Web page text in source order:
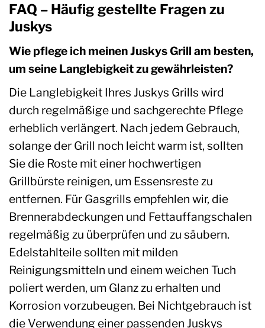
FAQ – Häufig gestellte Fragen zu
Juskys
Wie pflege ich meinen Juskys Grill am besten,
um seine Langlebigkeit zu gewährleisten?
Die Langlebigkeit Ihres Juskys Grills wird
durch regelmäßige und sachgerechte Pflege
erheblich verlängert. Nach jedem Gebrauch,
solange der Grill noch leicht warm ist, sollten
Sie die Roste mit einer hochwertigen
Grillbürste reinigen, um Essensreste zu
entfernen. Für Gasgrills empfehlen wir, die
Brennerabdeckungen und Fettauffangschalen
regelmäßig zu überprüfen und zu säubern.
Edelstahlteile sollten mit milden
Reinigungsmitteln und einem weichen Tuch
poliert werden, um Glanz zu erhalten und
Korrosion vorzubeugen. Bei Nichtgebrauch ist
die Verwendung einer passenden Juskys